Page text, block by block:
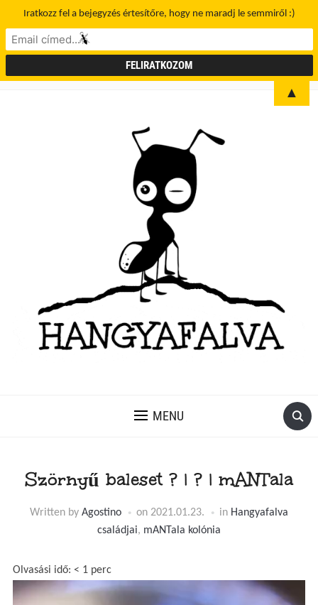
MENU
Szörnyű baleset ? | ? | mANTala
Written by Agostino on 2021.01.23. in Hangyafalva
családjai, mANTala kolónia
Olvasási idő: < 1 perc
Iratkozz fel a bejegyzés értesítőre, hogy ne maradj le semmiről :)
▲